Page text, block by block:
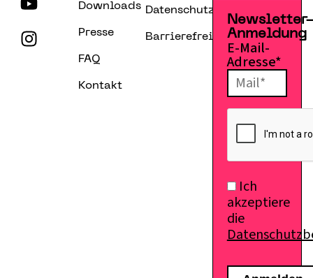
Downloads
Presse
FAQ
Kontakt
Datenschutzerklärung
Barrierefreiheitserklärung
Anmeldung
E-Mail-
Adresse*
Ich
akzeptiere
die